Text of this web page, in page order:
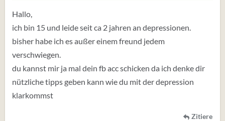
Hallo,
ich bin 15 und leide seit ca 2 jahren an depressionen.
bisher habe ich es außer einem freund jedem
verschwiegen.
du kannst mir ja mal dein fb acc schicken da ich denke dir
nützliche tipps geben kann wie du mit der depression
klarkommst
Zitiere